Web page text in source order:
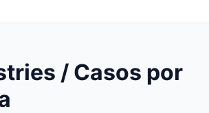
/ Casos por